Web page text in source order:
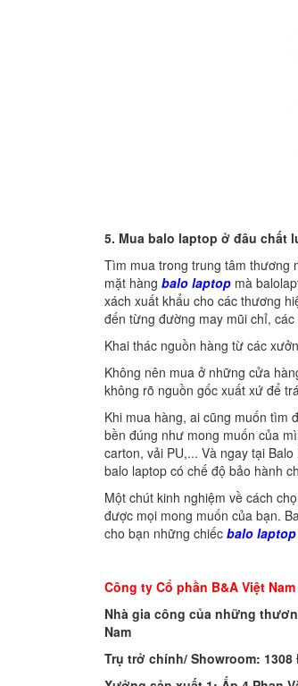
5. Mua balo laptop ở đâu chất
Tìm mua trong trung tâm thương
mặt hàng balo laptop mà
xách xuất khẩu cho các thương
đến từng đường may mũi chỉ,
Khai thác nguồn hàng từ các
Không nên mua ở những cửa
không rõ nguồn gốc xuất xứ để
Khi mua hàng, ai cũng muốn tìm
bền đúng như mong muốn của
carton, vải PU,... Và ngay tại
balo laptop có chế độ bảo hành
Một chút kinh nghiệm về cách
được mọi mong muốn của bạn.
cho bạn những chiếc balo laptop
Công ty Cổ phần B&A Việt Nam
Nhà gia công của những
Nam
Trụ trở chính/ Showroom: